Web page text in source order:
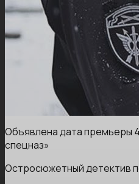
Объявлена дата премьеры
спецназ»
Остросюжетный детектив